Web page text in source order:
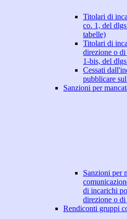
Titolari di
co. 1, del
tabelle)
Titolari di
direzione o
1-bis, del
Cessati
pubblicare
Sanzioni per
Sanzioni per
di incarichi
direzione o
Rendiconti gruppi